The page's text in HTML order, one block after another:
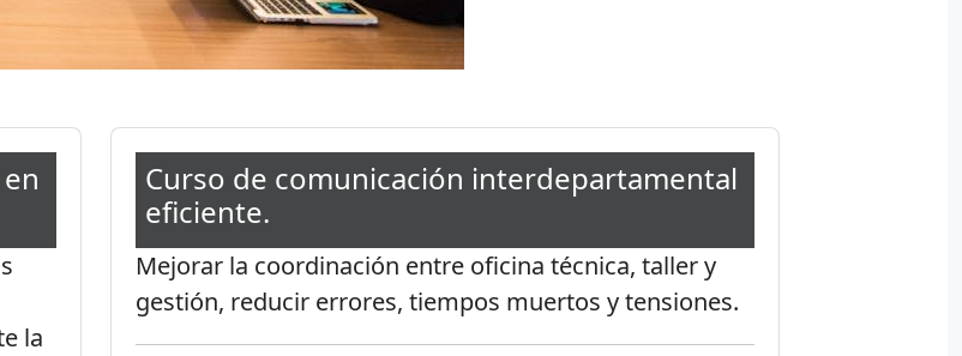
la
Curso de comunicación interdepartamental
eficiente.
Mejorar la coordinación entre oficina técnica, taller y
gestión, reducir errores, tiempos muertos y tensiones.